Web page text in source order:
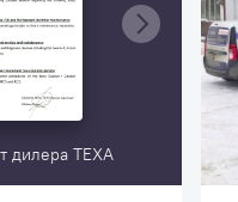
дилера TEXA